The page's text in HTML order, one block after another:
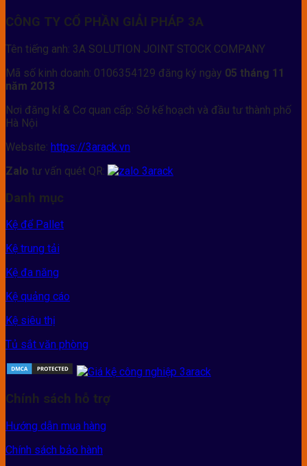
CÔNG TY CỔ PHẦN GIẢI PHÁP 3A
Tên tiếng anh: 3A SOLUTION JOINT STOCK COMPANY
Mã số kinh doanh: 0106354129 đăng ký ngày 05 tháng 11
năm 2013
Nơi đăng kí & Cơ quan cấp: Sở kế hoạch và đầu tư thành phố
Hà Nội
Website: https://3arack.vn
Zalo tư vấn quét QR:
Danh mục
Kệ để Pallet
Kệ trung tải
Kệ đa năng
Kệ quảng cáo
Kệ siêu thị
Tủ sắt văn phòng
Chính sách hỗ trợ
Hướng dẫn mua hàng
Chính sách bảo hành